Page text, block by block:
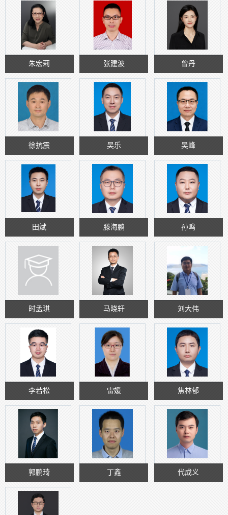
朱宏莉 张建波 曾丹
徐抗震 吴乐 吴峰
田斌 滕海鹏 孙鸣
时孟琪 马晓轩 刘大伟
李若松 雷媛 焦林郁
郭鹏琦 丁鑫 代成义